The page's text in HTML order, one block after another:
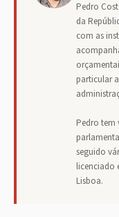
Pedro
da
com as
particular
Pedro tem
seguido
licenciado
Lisboa.